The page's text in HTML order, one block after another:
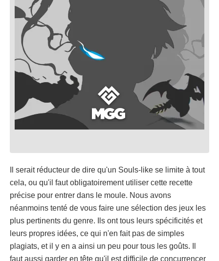
Il serait réducteur de dire qu'un Souls-like se limite à tout
cela, ou qu'il faut obligatoirement utiliser cette recette
précise pour entrer dans le moule. Nous avons
néanmoins tenté de vous faire une sélection des jeux les
plus pertinents du genre. Ils ont tous leurs spécificités et
leurs propres idées, ce qui n'en fait pas de simples
plagiats, et il y en a ainsi un peu pour tous les goûts. Il
faut aussi garder en tête qu'il est difficile de concurrencer